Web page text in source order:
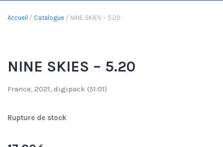
Accueil / Catalogue / NINE SKIES – 5.20
NINE SKIES – 5.20
France, 2021, digipack (51:01)
Rupture de stock